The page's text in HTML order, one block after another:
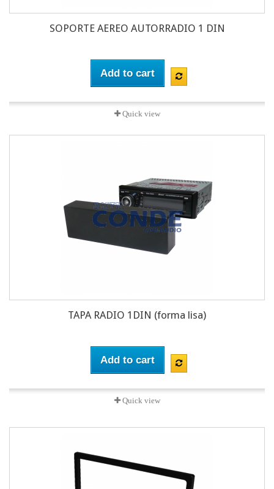
SOPORTE AEREO AUTORRADIO 1 DIN
Add to cart
Quick view
TAPA RADIO 1DIN (forma lisa)
Add to cart
Quick view